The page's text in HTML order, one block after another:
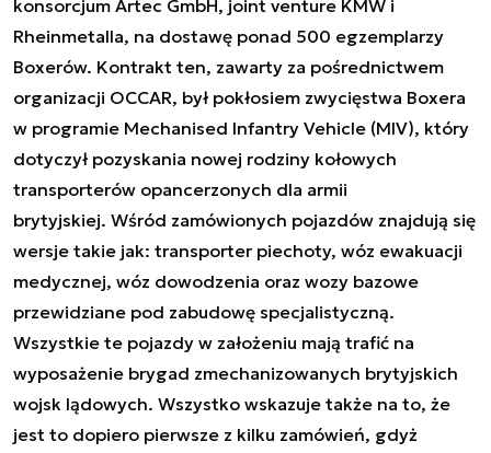
konsorcjum Artec GmbH, joint venture KMW i
Rheinmetalla, na dostawę ponad 500 egzemplarzy
Boxerów. Kontrakt ten, zawarty za pośrednictwem
organizacji OCCAR, był pokłosiem zwycięstwa Boxera
w programie Mechanised Infantry Vehicle (MIV), który
dotyczył pozyskania nowej rodziny kołowych
transporterów opancerzonych dla armii
brytyjskiej. Wśród zamówionych pojazdów znajdują się
wersje takie jak: transporter piechoty, wóz ewakuacji
medycznej, wóz dowodzenia oraz wozy bazowe
przewidziane pod zabudowę specjalistyczną.
Wszystkie te pojazdy w założeniu mają trafić na
wyposażenie brygad zmechanizowanych brytyjskich
wojsk lądowych. Wszystko wskazuje także na to, że
jest to dopiero pierwsze z kilku zamówień, gdyż